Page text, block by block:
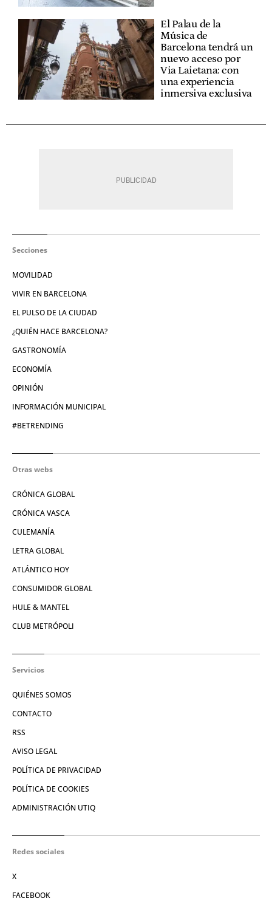
El Palau de la
Música de
Barcelona tendrá un
nuevo acceso por
Via Laietana: con
una experiencia
inmersiva exclusiva
Secciones
MOVILIDAD
VIVIR EN BARCELONA
EL PULSO DE LA CIUDAD
¿QUIÉN HACE BARCELONA?
GASTRONOMÍA
ECONOMÍA
OPINIÓN
INFORMACIÓN MUNICIPAL
#BETRENDING
Otras webs
CRÓNICA GLOBAL
CRÓNICA VASCA
CULEMANÍA
LETRA GLOBAL
ATLÁNTICO HOY
CONSUMIDOR GLOBAL
HULE & MANTEL
CLUB METRÓPOLI
Servicios
QUIÉNES SOMOS
CONTACTO
RSS
AVISO LEGAL
POLÍTICA DE PRIVACIDAD
POLÍTICA DE COOKIES
ADMINISTRACIÓN UTIQ
Redes sociales
X
FACEBOOK